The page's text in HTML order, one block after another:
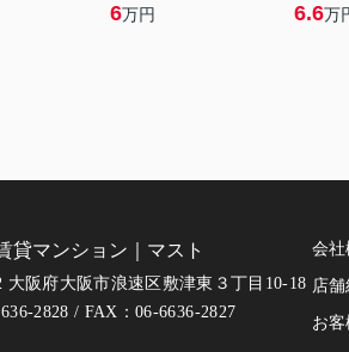
6万円 6.6万
貸マンション｜マスト
大阪府大阪市浪速区敷津東３丁目10-18
2828 / FAX：06-6636-2827
会社
店舗
お